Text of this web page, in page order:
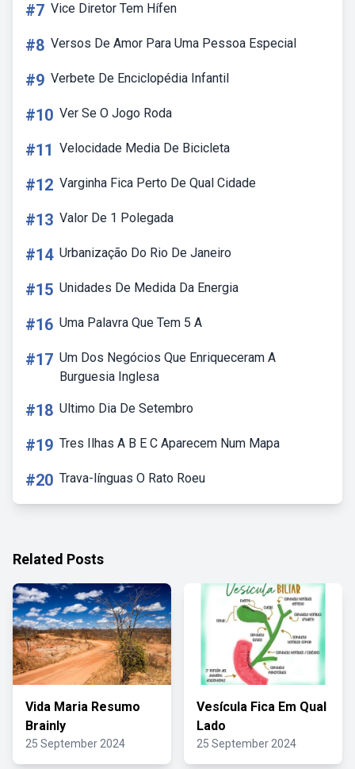
#7 Vice Diretor Tem Hífen
#8 Versos De Amor Para Uma Pessoa Especial
#9 Verbete De Enciclopédia Infantil
#10 Ver Se O Jogo Roda
#11 Velocidade Media De Bicicleta
#12 Varginha Fica Perto De Qual Cidade
#13 Valor De 1 Polegada
#14 Urbanização Do Rio De Janeiro
#15 Unidades De Medida Da Energia
#16 Uma Palavra Que Tem 5 A
#17 Um Dos Negócios Que Enriqueceram A
Burguesia Inglesa
#18 Ultimo Dia De Setembro
#19 Tres Ilhas A B E C Aparecem Num Mapa
#20 Trava-línguas O Rato Roeu
Related Posts
Vida Maria Resumo
Brainly
25 September 2024
Vesícula Fica Em Qual
Lado
25 September 2024